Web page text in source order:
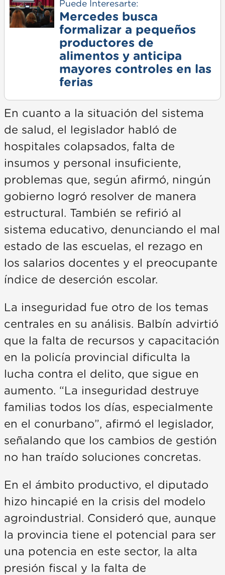
Puede Interesarte:
Mercedes busca
formalizar a pequeños
productores de
alimentos y anticipa
mayores controles en las
ferias
En cuanto a la situación del sistema
de salud, el legislador habló de
hospitales colapsados, falta de
insumos y personal insuficiente,
problemas que, según afirmó, ningún
gobierno logró resolver de manera
estructural. También se refirió al
sistema educativo, denunciando el mal
estado de las escuelas, el rezago en
los salarios docentes y el preocupante
índice de deserción escolar.
La inseguridad fue otro de los temas
centrales en su análisis. Balbín advirtió
que la falta de recursos y capacitación
en la policía provincial dificulta la
lucha contra el delito, que sigue en
aumento. “La inseguridad destruye
familias todos los días, especialmente
en el conurbano”, afirmó el legislador,
señalando que los cambios de gestión
no han traído soluciones concretas.
En el ámbito productivo, el diputado
hizo hincapié en la crisis del modelo
agroindustrial. Consideró que, aunque
la provincia tiene el potencial para ser
una potencia en este sector, la alta
presión fiscal y la falta de